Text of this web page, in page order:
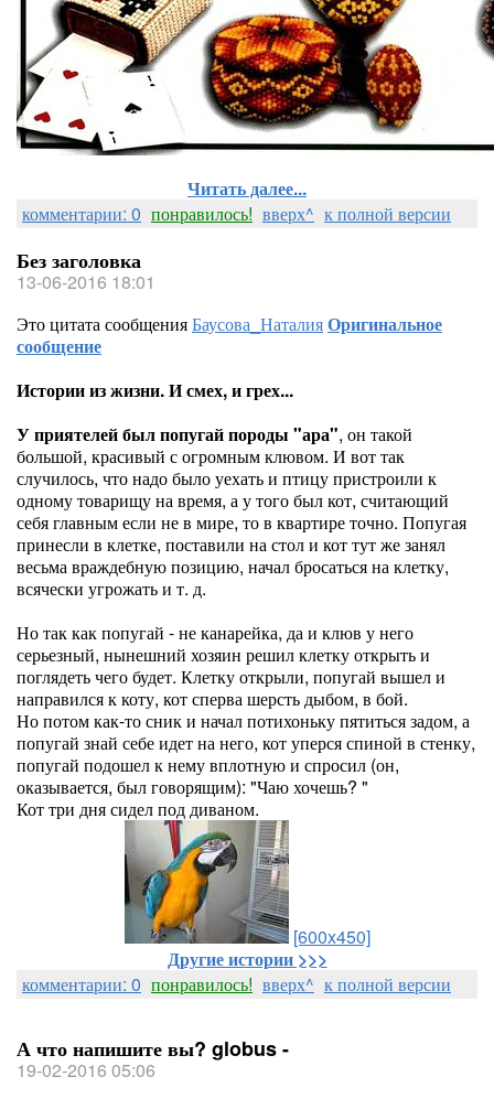
Читать далее...
комментарии: 0 понравилось! вверх^ к полной версии
Без заголовка
13-06-2016 18:01
Это цитата сообщенияБаусова_НаталияОригинальное
сообщение
Истории из жизни. И смех, и грех...
Уприятелей был попугай породы "ара", он такой
большой, красивый с огромным клювом. И вот так
случилось, что надо было уехать и птицу пристроили к
одному товарищу на время, а у того был кот, считающий
себя главным если не в мире, то в квартире точно. Попугая
принесли в клетке, поставили на стол и кот тут же занял
весьма враждебную позицию, начал бросаться на клетку,
всячески угрожать и т. д.
Но так как попугай - не канарейка, да и клюв у него
серьезный, нынешний хозяин решил клетку открыть и
поглядеть чего будет. Клетку открыли, попугай вышел и
направился к коту, кот сперва шерсть дыбом, в бой.
Но потом как-то сник и начал потихоньку пятиться задом, а
попугай знай себе идет на него, кот уперся спиной в стенку,
попугай подошел к нему вплотную и спросил (он,
оказывается, был говорящим): "Чаю хочешь? "
Кот три дня сидел под диваном.
[600x450]
Другие истории >>>
комментарии: 0 понравилось! вверх^ к полной версии
А что напишите вы? globus -
19-02-2016 05:06